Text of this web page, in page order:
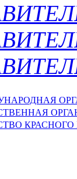
КРАСНОГО